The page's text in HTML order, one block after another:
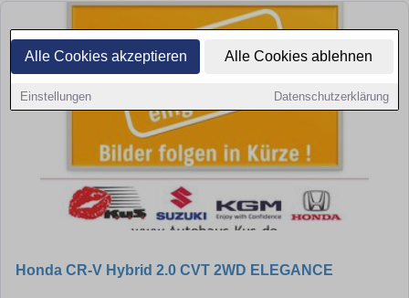
Alle Cookies akzeptieren Alle Cookies ablehnen
Einstellungen Datenschutzerklärung
Honda CR-V Hybrid 2.0 CVT 2WD ELEGANCE